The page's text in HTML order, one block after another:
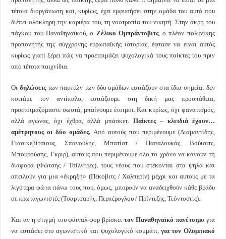
τέτοια διοργάνωση και, κυρίως, έχει εμφυσήσει στην ομάδα του αυτό που
διέπει ολόκληρη την καριέρα του, τη νοοτροπία του νικητή. Στην άκρη του
πάγκου του Παναθηναϊκού, ο Ζέλικο Ομπράντοβιτς, ο πλέον πολυνίκης
προπονητής της σύγχρονης ευρωπαϊκής ιστορίας, έφτασε να είναι αυτός
κυρίως γιατί ξέρει πώς να προετοιμάζει ψυχολογικά τους παίκτες του πριν
από τέτοια παιχνίδια.
Οιδηλώσειςτων παικτών των δύο ομάδων εστιάζουν στα ίδια σημεία: δεν
κοιτάμε τον αντίπαλο, εστιάζουμε στη δική μας προσπάθεια,
προετοιμαζόμαστε σωστά, μπαίνουμε έτοιμοι. Και κυρίως, όχι φανατισμός,
αλλά αγώνας, όχι έχθρα, αλλά μπάσκετ. Παίκτες – κλειδιά έχουν…
αμέτρητους οι δύο ομάδες. Από αυτούς που περιμένουμε (Διαμαντίδης,
Γιασικεβίτσιους, Σπανούλης, Μπατίστ / Παπαλουκάς, Βούισιτς,
Μπουρούσης, Γκριρ), αυτούς που περιμένουμε όλο το χρόνο να κάνουν τη
διαφορά (Φώτσης / Τσίλντρες), τους νέους που στέκονται στα ψηλά και
απειλούν για μια «έκρηξη» (Πέκοβιτς / Χαλπερίν) μέχρι και αυτούς με τα
λιγότερα φώτα πάνω τους που, όμως, μπορούν να αναδειχθούν κάθε βράδυ
σε πρωταγωνιστές (Τσαρτσαρής, Περπέρογλου / Πρίντεζης, Τεόντοσιτς).
Και αν η στιγμή του φάιναλ-φορ βρίσκειτον Παναθηναϊκό πανέτοιμο για
να εστιάσει στο αγωνιστικό και ψυχολογικό κομμάτι,για τον Ολυμπιακό